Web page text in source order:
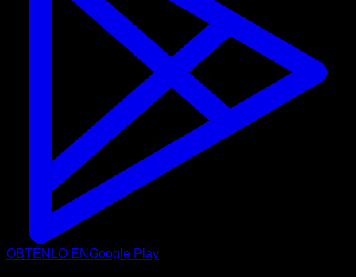
OBTÉNLO ENGoogle Play